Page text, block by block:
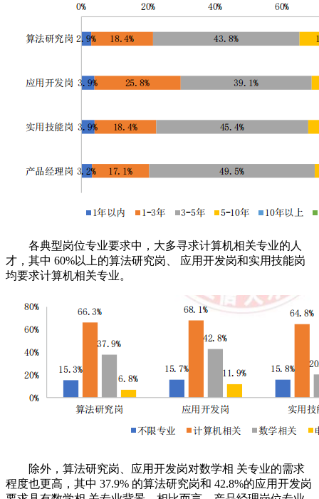
各典型岗位专业要求中，大多寻求计算机相关专业的人
才，其中 60%以上的算法研究岗、 应用开发岗和实用技能岗
均要求计算机相关专业。
除外，算法研究岗、应用开发岗对数学相 关专业的需求
程度也更高，其中 37.9% 的算法研究岗和 42.8%的应用开发岗